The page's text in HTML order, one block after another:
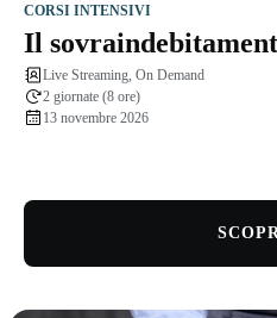
CORSI INTENSIVI
Il
Live Streaming, On Demand
2 giornate (8 ore)
13 novembre 2026